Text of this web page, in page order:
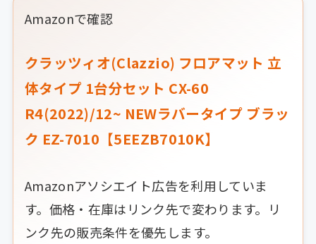
Amazonで確認
クラッツィオ(Clazzio) フロアマット 立
体タイプ 1台分セット CX-60
R4(2022)/12~ NEWラバータイプ ブラッ
ク EZ-7010【5EEZB7010K】
Amazonアソシエイト広告を利用していま
す。価格・在庫はリンク先で変わります。リ
ンク先の販売条件を優先します。